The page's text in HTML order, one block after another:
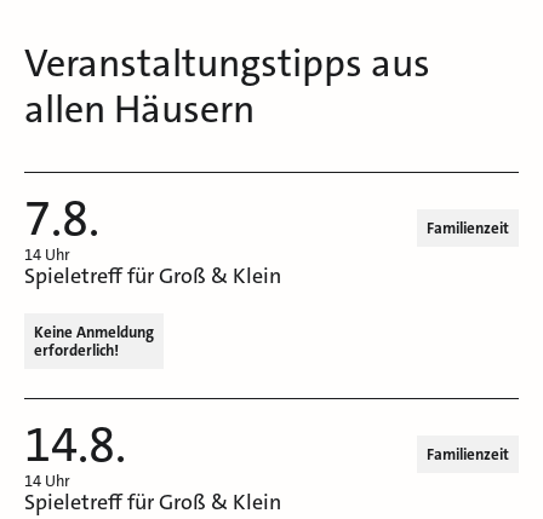
Veranstaltungstipps aus
allen Häusern
7.8.
14 Uhr
Familienzeit
Spieletreff für Groß & Klein
Keine Anmeldung
erforderlich!
14.8.
14 Uhr
Familienzeit
Spieletreff für Groß & Klein